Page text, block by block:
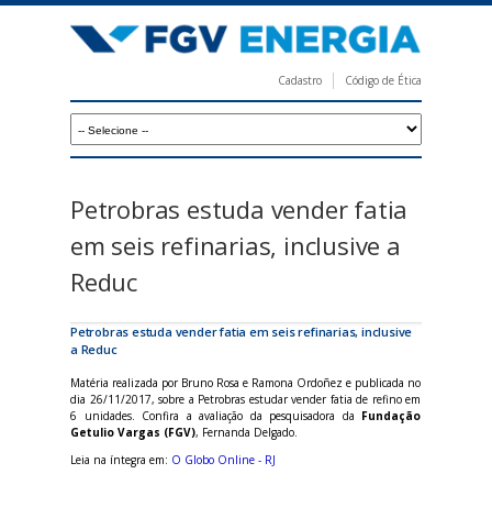
para
principal
V
e
r
g
i
a
Cadastro Código de Ética
Petrobras estuda vender fatia
em seis refinarias, inclusive a
Reduc
Petrobras estuda vender fatia em seis refinarias, inclusive
a Reduc
Matéria realizada por Bruno Rosa e Ramona Ordoñez e publicada no
dia 26/11/2017, sobre a Petrobras estudar vender fatia de refino em
6 unidades. Confira a avaliação da pesquisadora da Fundação
Getulio Vargas (FGV), Fernanda Delgado.
Leia na íntegra em: O Globo Online - RJ